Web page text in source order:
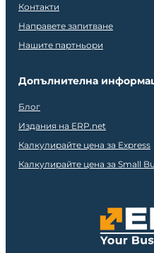
Контакти
Направете запитване
Нашите партньори
Допълнителна
Блог
Издания на ERP.net
Калкулирайте цена за Express
Калкулирайте цена за Small